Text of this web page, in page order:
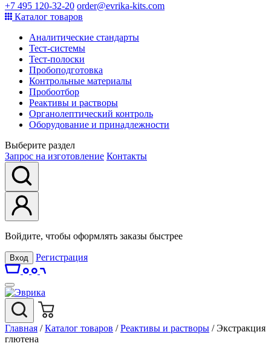
+7 495 120-32-20 order@evrika-kits.com
Каталог товаров
Аналитические стандарты
Тест-системы
Тест-полоски
Пробоподготовка
Контрольные материалы
Пробоотбор
Реактивы и растворы
Органолептический контроль
Оборудование и принадлежности
Выберите раздел
Запрос на изготовление Контакты
Войдите, чтобы оформлять заказы быстрее
Вход Регистрация
Главная / Каталог товаров / Реактивы и растворы / Экстракция
глютена